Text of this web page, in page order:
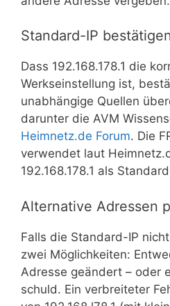
Standard-IP
Dass 192.168.178.1 die
Werkseinstellung ist,
unabhängige Quellen
darunter die AVM
Heimnetz.de Forum. Die
verwendet laut
192.168.178.1 als
Alternative Adressen
Falls die Standard-IP
zwei Möglichkeiten:
Adresse geändert – oder
schuld. Ein verbreiteter